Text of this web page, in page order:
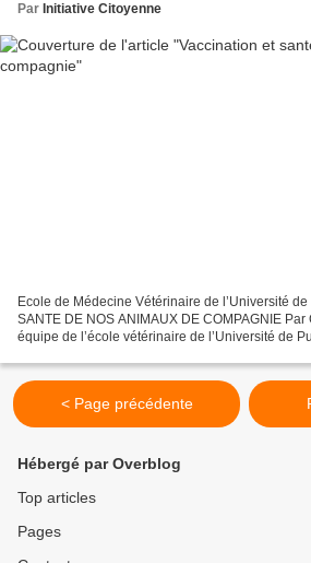
Par Initiative Citoyenne
Ecole de Médecine Vétérinaire de l’Université
SANTE DE NOS ANIMAUX DE COMPAGNIE
équipe de l’école vétérinaire de l’Université de
< Page précédente
Hébergé par Overblog
Top articles
Pages